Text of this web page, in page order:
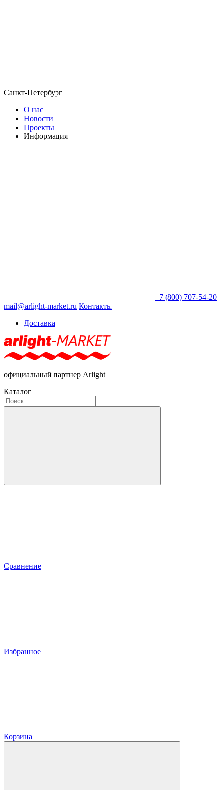
Санкт-Петербург
О нас
Новости
Проекты
Информация
+7 (800) 707-54-20
mail@arlight-market.ru Контакты
Доставка
официальный партнер Arlight
Каталог
Сравнение
Избранное
Корзина